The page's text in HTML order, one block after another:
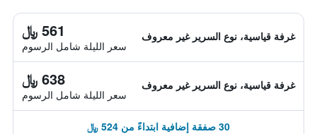
غرفة قياسية، نوع السرير غير معروف 561 ﷼
سعر الليلة شامل الرسوم
غرفة قياسية، نوع السرير غير معروف 638 ﷼
سعر الليلة شامل الرسوم
30 صفقة إضافية ابتداءً من 524 ﷼